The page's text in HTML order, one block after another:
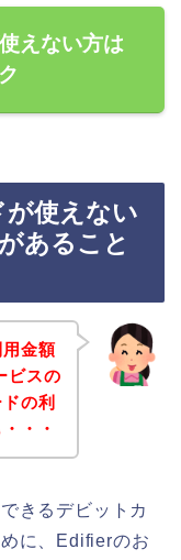
えない方は
使えない
あること
金額
ビスの
の利
・・
きるデビットカ
に、Edifierのお